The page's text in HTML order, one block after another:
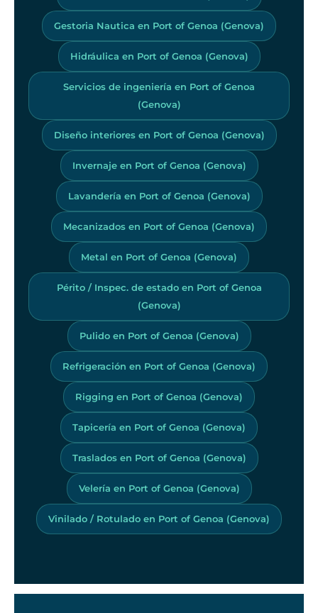
Gestoria Nautica en Port of Genoa (Genova)
Hidráulica en Port of Genoa (Genova)
Servicios de ingeniería en Port of Genoa
(Genova)
Diseño interiores en Port of Genoa (Genova)
Invernaje en Port of Genoa (Genova)
Lavandería en Port of Genoa (Genova)
Mecanizados en Port of Genoa (Genova)
Metal en Port of Genoa (Genova)
Périto / Inspec. de estado en Port of Genoa
(Genova)
Pulido en Port of Genoa (Genova)
Refrigeración en Port of Genoa (Genova)
Rigging en Port of Genoa (Genova)
Tapicería en Port of Genoa (Genova)
Traslados en Port of Genoa (Genova)
Velería en Port of Genoa (Genova)
Vinilado / Rotulado en Port of Genoa (Genova)